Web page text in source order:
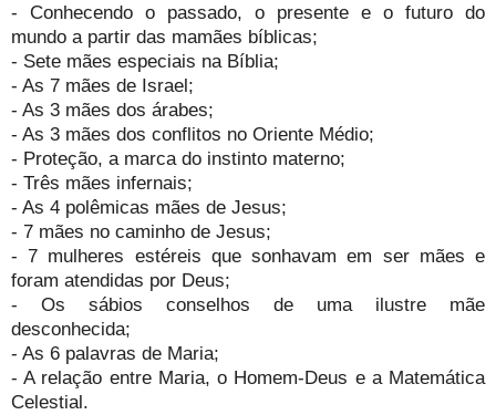
- Conhecendo o passado, o presente e o futuro do
mundo a partir das mamães bíblicas;
- Sete mães especiais na Bíblia;
- As 7 mães de Israel;
- As 3 mães dos árabes;
- As 3 mães dos conflitos no Oriente Médio;
- Proteção, a marca do instinto materno;
- Três mães infernais;
- As 4 polêmicas mães de Jesus;
- 7 mães no caminho de Jesus;
- 7 mulheres estéreis que sonhavam em ser mães e
foram atendidas por Deus;
- Os sábios conselhos de uma ilustre mãe
desconhecida;
- As 6 palavras de Maria;
- A relação entre Maria, o Homem-Deus e a Matemática
Celestial.